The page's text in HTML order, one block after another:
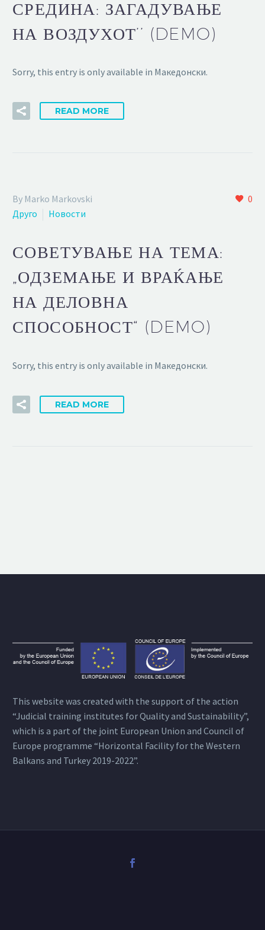
СРЕДИНА: ЗАГАДУВАЊЕ
НА ВОЗДУХОТ’’ (DEMO)
Sorry, this entry is only available in Македонски.
READ MORE
0
By Marko Markovski
Друго
Новости
СОВЕТУВАЊЕ НА ТЕМА:
„ОДЗЕМАЊЕ И ВРАЌАЊЕ
НА ДЕЛОВНА
СПОСОБНОСТ“ (DEMO)
Sorry, this entry is only available in Македонски.
READ MORE
This website was created with the support of the action
“Judicial training institutes for Quality and Sustainability”,
which is a part of the joint European Union and Council of
Europe programme “Horizontal Facility for the Western
Balkans and Turkey 2019-2022”.